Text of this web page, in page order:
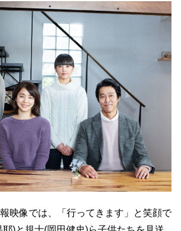
映像では、「行ってきます」と笑顔で